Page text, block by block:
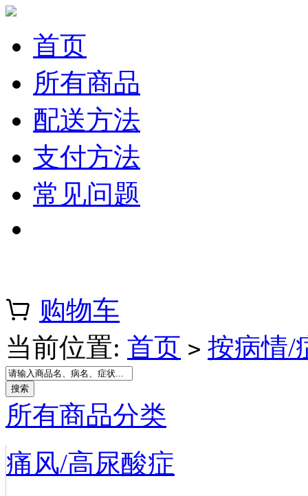
首页
所有商品
配送方法
支付方法
常见问题
购物车
当前位置: 首页 > 按病情/
所有商品分类
痛风/高尿酸症